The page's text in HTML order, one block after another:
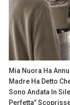
Mia Nuora Ha
Madre Ha Detto
Sono Andata In
Perfetta”